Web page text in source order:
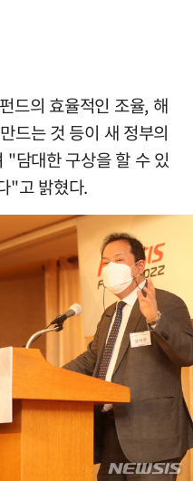
드의 효율적인 조율, 해
드는 것 등이 새 정부의
담대한 구상을 할 수 있
"고 밝혔다.